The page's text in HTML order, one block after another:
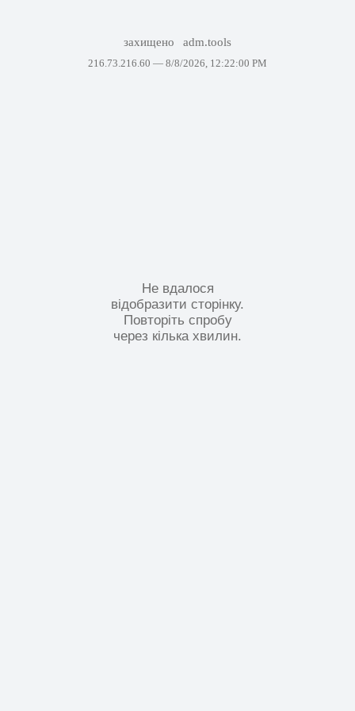
захищено adm.tools
216.73.216.60 — 8/8/2026, 12:22:00 PM
Не вдалося
відобразити сторінку.
Повторіть спробу
через кілька хвилин.